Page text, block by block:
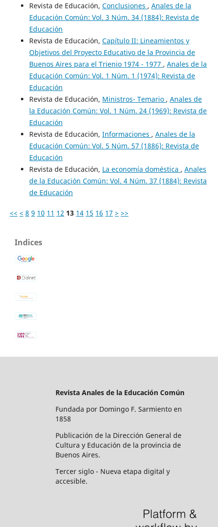
Revista de Educación, Conclusiones , Anales de la
Educación Común: Vol. 3 Núm. 34 (1884): Revista de
Educación
Revista de Educación, Capítulo II: Lineamientos y
Objetivos del Proyecto Educativo de la Provincia de
Buenos Aires para el Trienio 1974 - 1977 , Anales de la
Educación Común: Vol. 1 Núm. 1 (1974): Revista de
Educación
Revista de Educación, Ministros- Temario , Anales de
la Educación Común: Vol. 1 Núm. 24 (1969): Revista de
Educación
Revista de Educación, Informaciones , Anales de la
Educación Común: Vol. 5 Núm. 57 (1886): Revista de
Educación
Revista de Educación, La economía doméstica , Anales
de la Educación Común: Vol. 4 Núm. 37 (1884): Revista
de Educación
<< < 8 9 10 11 12 13 14 15 16 17 > >>
Indices
Revista Anales de la Educación Común
Fundada por Domingo F. Sarmiento en
1858
Publicación de la Dirección General de
Cultura y Educación de la provincia de
Buenos Aires.
Tercer siglo - Nueva etapa digital y
accesible.